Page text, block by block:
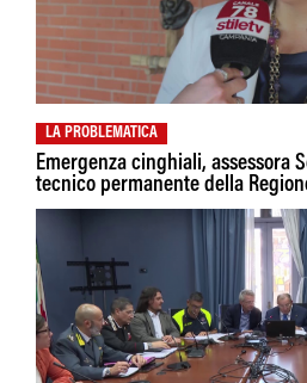
LA PROBLEMATICA
Emergenza cinghiali, assessora
tecnico permanente della